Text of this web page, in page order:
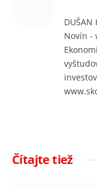
Novín -
Čítajte tiež